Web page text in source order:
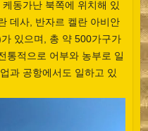
동가난 북쪽에 위치해 있
데사, 반자르 켈란 아비안
있으며, 총 약 500가구가
통적으로 어부와 농부로 일
과 공항에서도 일하고 있